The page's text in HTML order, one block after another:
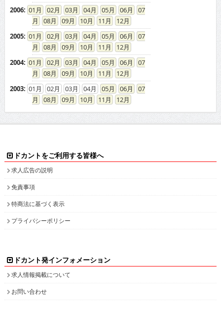
2006: 01 02 03 04 05 06
07
08
09 10 11
12
2005: 01 02 03 04 05 06
07
08
09 10 11
12
2004: 01 02 03 04 05 06
07
08
09 10 11
12
2003: 01 02 03 04 05 06
07
08
09 10 11 12
ドカントをご利用する皆様へ
求人広告の説明
免責事項
特商法に基づく表示
プライバシーポリシー
ドカント発インフォメーション
求人情報掲載について
お問い合わせ